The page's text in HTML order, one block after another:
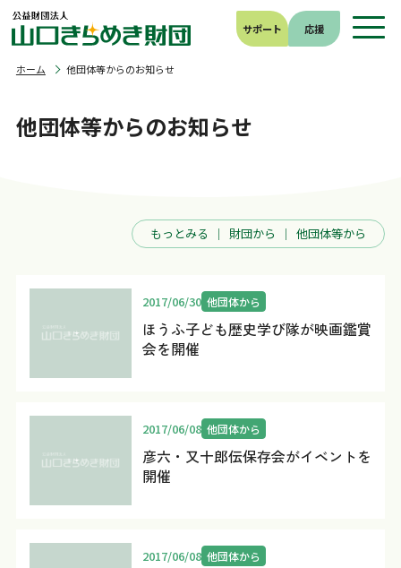
サポート 応援
他団体等からのお知らせ
ホーム 他団体等からのお知らせ
もっとみる 財団から 他団体等から
ほうふ子ども歴史学び隊が映画鑑賞
会を開催
2017/06/30 他団体から
彦六・又十郎伝保存会がイベントを
開催
2017/06/08 他団体から
2017/06/08 他団体から